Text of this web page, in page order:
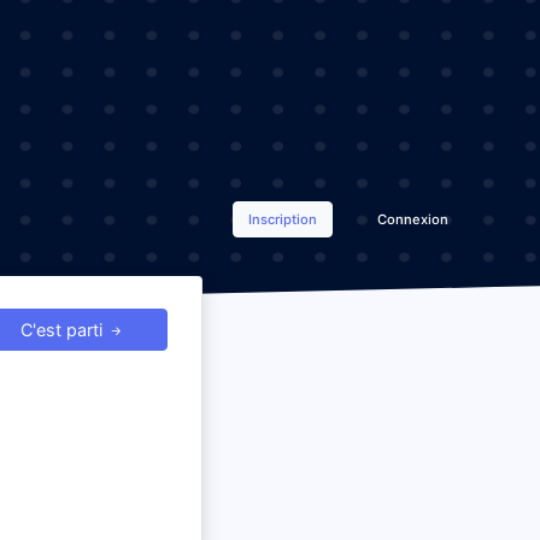
Inscription Connexion
C'est parti